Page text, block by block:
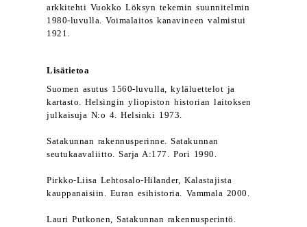
arkkitehti Vuokko Löksyn tekemin suunnitelmin
1980-luvulla. Voimalaitos kanavineen valmistui
1921.
Lisätietoa
Suomen asutus 1560-luvulla, kyläluettelot ja
kartasto. Helsingin yliopiston historian laitoksen
julkaisuja N:o 4. Helsinki 1973.
Satakunnan rakennusperinne. Satakunnan
seutukaavaliitto. Sarja A:177. Pori 1990.
Pirkko-Liisa Lehtosalo-Hilander, Kalastajista
kauppanaisiin. Euran esihistoria. Vammala 2000.
Lauri Putkonen, Satakunnan rakennusperintö.